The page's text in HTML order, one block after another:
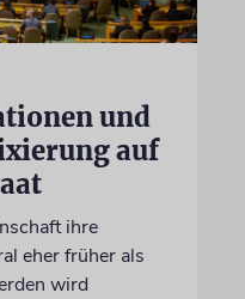
und
auf
ihre
eher früher als
wird